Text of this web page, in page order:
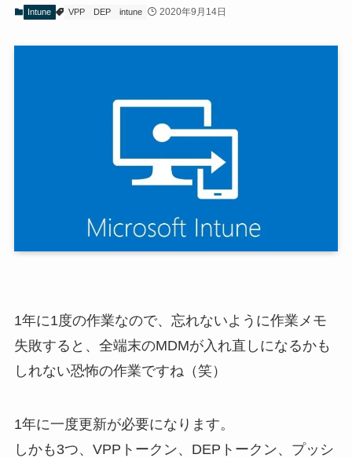
Intune VPP DEP intune 2020年9月14日
1年に1度の作業なので、忘れないように作業メモ
失敗すると、全端末のMDMが入れ直しになるかも
しれない恐怖の作業ですね（笑）
1年に一度更新が必要になります。
しかも3つ、VPPトークン、DEPトークン、プッシ